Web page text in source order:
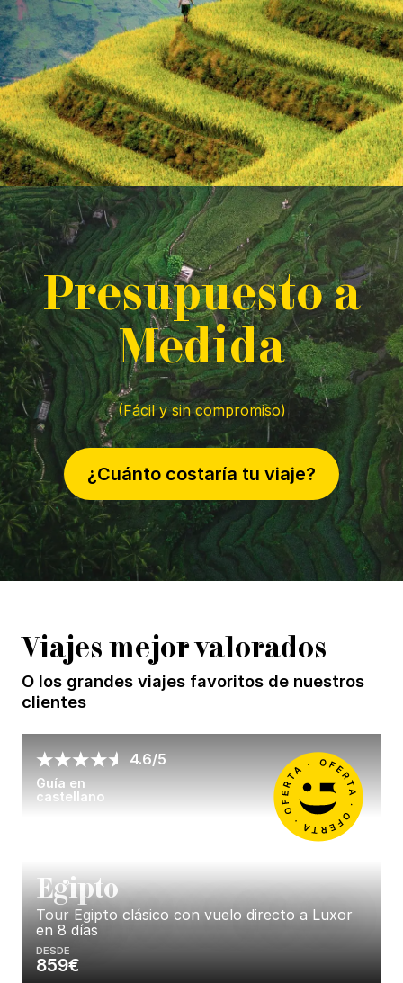
Presupuesto a
Medida
(Fácil y sin compromiso)
¿Cuánto costaría tu viaje?
Viajes mejor valorados
O los grandes viajes favoritos de nuestros
clientes
4.6/5
Guía en
castellano
Egipto
Tour Egipto clásico con vuelo directo a Luxor
en 8 días
DESDE
859€